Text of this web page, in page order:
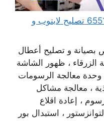
مهندس كمبيوتر صبحان 65511033 تصليح لابتوب و
بصيانة و تصليح أعطال
الزرقاء ، ظهور الشاشة
معالجة الرسومات
، معالجة مشاكل
، إعادة اقلاع
، استبدال بور